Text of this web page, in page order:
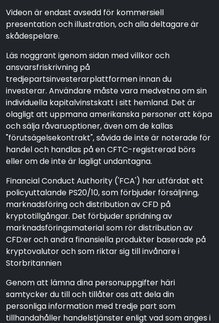
Videon är endast avsedd för kommersiell
presentation och illustration, och alla deltagare är
skådespelare.
Läs noggrant igenom sidan med villkor och
ansvarsfriskrivning på
tredjepartsinvesterarplattformen innan du
investerar. Användare måste vara medvetna om sin
individuella kapitalvinstskatt i sitt hemland. Det är
olagligt att uppmana amerikanska personer att köpa
och sälja råvaruoptioner, även om de kallas
"förutsägelsekontrakt", såvida de inte är noterade för
handel och handlas på en CFTC-registrerad börs
eller om de inte är lagligt undantagna.
Financial Conduct Authority ('FCA') har utfärdat ett
policyuttalande PS20/10, som förbjuder försäljning,
marknadsföring och distribution av CFD på
kryptotillgångar. Det förbjuder spridning av
marknadsföringsmaterial som rör distribution av
CFD:er och andra finansiella produkter baserade på
kryptovalutor och som riktar sig till invånare i
Storbritannien
Genom att lämna dina personuppgifter häri
samtycker du till och tillåter oss att dela din
personliga information med tredje part som
tillhandahåller handelstjänster enligt vad som anges i